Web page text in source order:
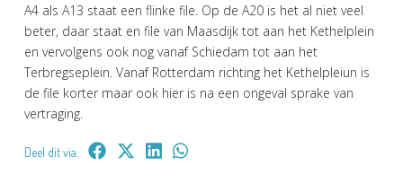
A4 als A13 staat een flinke file. Op de A20 is het al niet veel
beter, daar staat en file van Maasdijk tot aan het Kethelplein
en vervolgens ook nog vanaf Schiedam tot aan het
Terbregseplein. Vanaf Rotterdam richting het Kethelpleiun is
de file korter maar ook hier is na een ongeval sprake van
vertraging.
Deel dit via: